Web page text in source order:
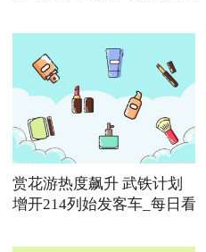
赏花游热度飙升 武铁计划
增开214列始发客车_每日看